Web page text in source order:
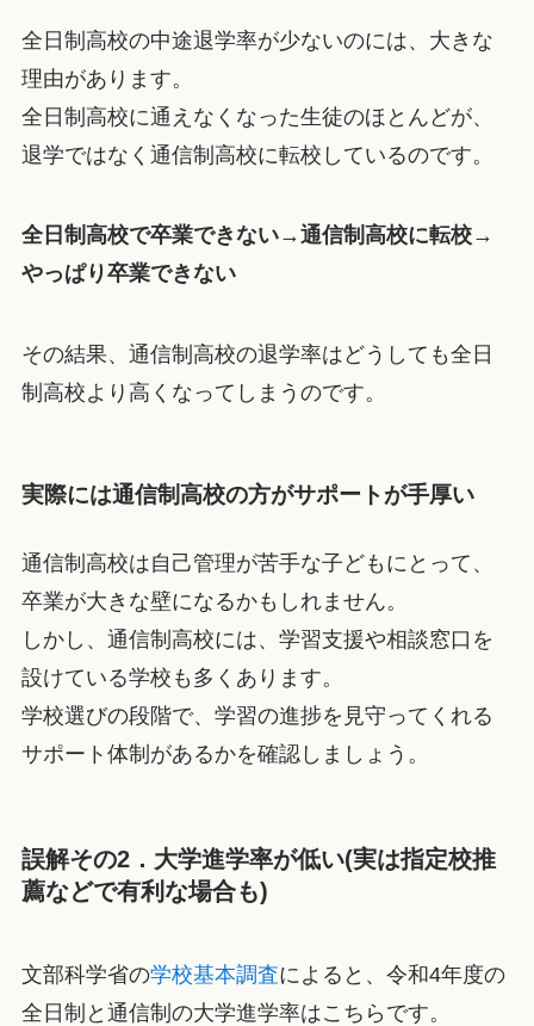
全日制高校の中途退学率が少ないのには、大きな
理由があります。
全日制高校に通えなくなった生徒のほとんどが、
退学ではなく通信制高校に転校しているのです。
全日制高校で卒業できない→通信制高校に転校→
やっぱり卒業できない
その結果、通信制高校の退学率はどうしても全日
制高校より高くなってしまうのです。
実際には通信制高校の方がサポートが手厚い
通信制高校は自己管理が苦手な子どもにとって、
卒業が大きな壁になるかもしれません。
しかし、通信制高校には、学習支援や相談窓口を
設けている学校も多くあります。
学校選びの段階で、学習の進捗を見守ってくれる
サポート体制があるかを確認しましょう。
誤解その2．大学進学率が低い(実は指定校推
薦などで有利な場合も)
文部科学省の学校基本調査によると、令和4年度の
全日制と通信制の大学進学率はこちらです。